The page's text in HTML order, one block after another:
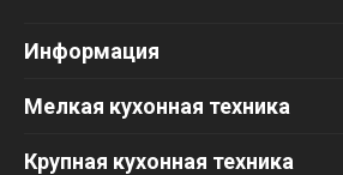
Информация
Мелкая кухонная техника
Крупная кухонная техника